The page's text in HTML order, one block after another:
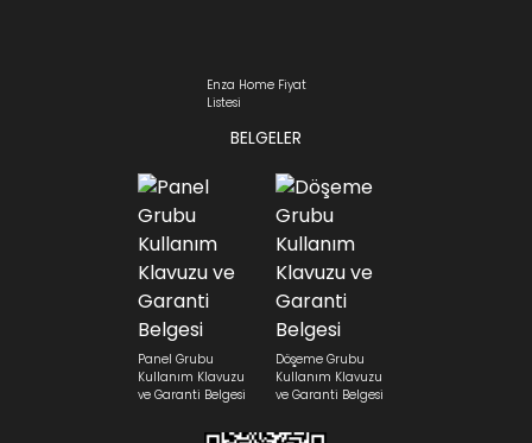
Enza Home Fiyat
Listesi
BELGELER
Panel Grubu
Kullanım Klavuzu
ve Garanti Belgesi
Döşeme Grubu
Kullanım Klavuzu
ve Garanti Belgesi